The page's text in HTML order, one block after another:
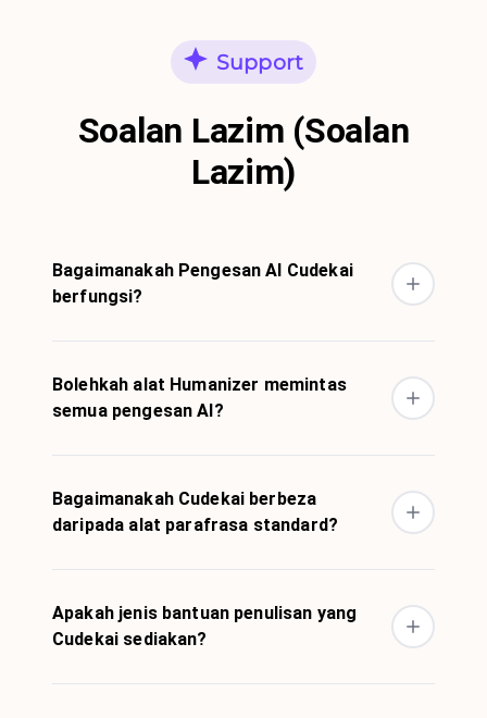
Support
Soalan Lazim (Soalan
Lazim)
Bagaimanakah Pengesan AI Cudekai
berfungsi?
Bolehkah alat Humanizer memintas
semua pengesan AI?
Bagaimanakah Cudekai berbeza
daripada alat parafrasa standard?
Apakah jenis bantuan penulisan yang
Cudekai sediakan?